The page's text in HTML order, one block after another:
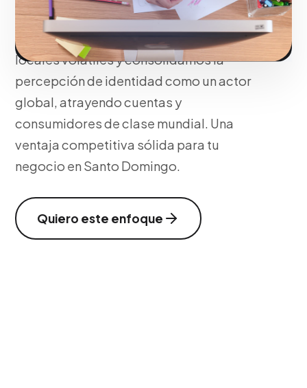
expansión, diversificamos tus fuentes de
ingreso protegiéndote de economías
locales volátiles y consolidamos la
percepción de identidad como un actor
global, atrayendo cuentas y
consumidores de clase mundial. Una
ventaja competitiva sólida para tu
negocio en Santo Domingo.
Quiero este enfoque